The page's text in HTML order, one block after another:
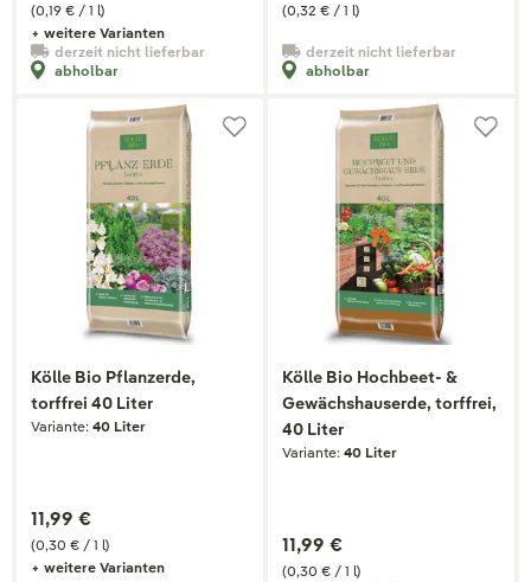
(0,19 € / 1 l)
+ weitere Varianten
derzeit nicht lieferbar
abholbar
(0,32 € / 1 l)
derzeit nicht lieferbar
abholbar
Kölle Bio Pflanzerde,
torffrei 40 Liter
Variante: 40 Liter
(0,30 € / 1 l)
11,99 €
+ weitere Varianten
Kölle Bio Hochbeet- &
Gewächshauserde, torffrei,
40 Liter
Variante: 40 Liter
(0,30 € / 1 l)
11,99 €